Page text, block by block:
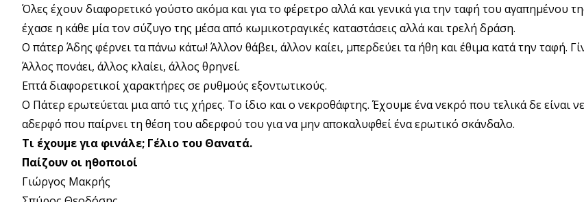
Όλες έχουν διαφορετικό γούστο ακόμα και για το φέρετρο αλλά και γενικά για την ταφή του αγαπημένου
έχασε η κάθε μία τον σύζυγο της μέσα από κωμικοτραγικές καταστάσεις αλλά και τρελή δράση.
Ο πάτερ Άδης φέρνει τα πάνω κάτω! Άλλον θάβει, άλλον καίει, μπερδεύει τα ήθη και έθιμα κατά την ταφή.
Άλλος πονάει, άλλος κλαίει, άλλος θρηνεί.
Επτά διαφορετικοί χαρακτήρες σε ρυθμούς εξοντωτικούς.
Ο Πάτερ ερωτεύεται μια από τις χήρες. Το ίδιο και ο νεκροθάφτης. Έχουμε ένα νεκρό που τελικά δε είναι
αδερφό που παίρνει τη θέση του αδερφού του για να μην αποκαλυφθεί ένα ερωτικό σκάνδαλο.
Τι έχουμε για φινάλε; Γέλιο του Θανατά.
Παίζουν οι ηθοποιοί
Γιώργος Μακρής